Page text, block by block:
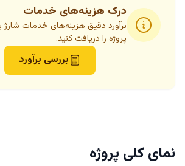
درک هزینه‌های خدمات
برآورد دقیق هزینه‌های خدمات
پروژه را دریافت کنید.
بررسی برآورد
نمای کلی پروژه